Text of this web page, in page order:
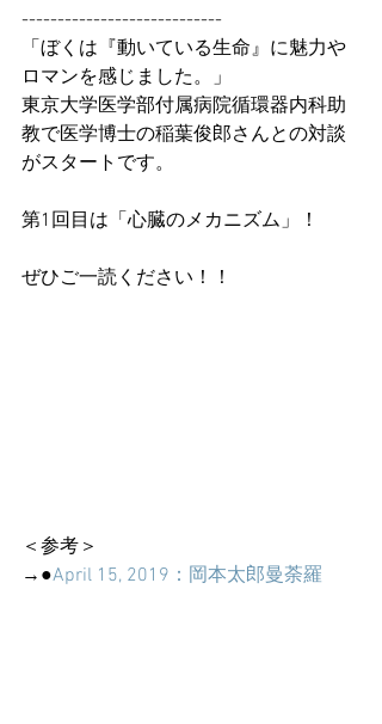
----------------------------
「ぼくは『動いている生命』に魅力や
ロマンを感じました。」
東京大学医学部付属病院循環器内科助
教で医学博士の稲葉俊郎さんとの対談
がスタートです。
第1回目は「心臓のメカニズム」！
ぜひご一読ください！！
＜参考＞
→●April 15, 2019：岡本太郎曼荼羅